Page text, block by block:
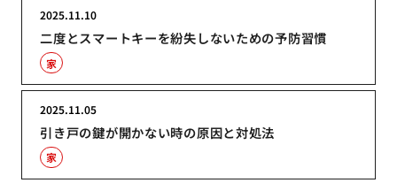
二度とスマートキーを紛失しないための予防習慣
2025.11.10
家
引き戸の鍵が開かない時の原因と対処法
2025.11.05
家